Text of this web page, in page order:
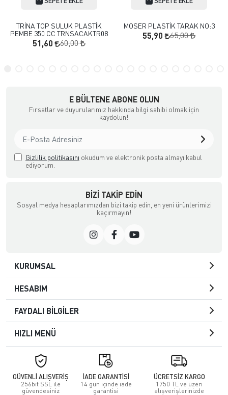
TRİNA TOP SULUK PLASTİK
PEMBE 350 CC TRNSACAKTR08
51,60 60,00
MOSER PLASTİK TARAK NO:3
55,90 65,00
E BÜLTENE ABONE OLUN
Fırsatlar ve duyurularımız hakkında bilgi sahibi olmak için
kaydolun!
Gizlilik politikasını okudum ve elektronik posta almayı kabul
ediyorum.
BIZI TAKIP EDIN
Sosyal medya hesaplarımızdan bizi takip edin, en yeni ürünlerimizi
kaçırmayın!
KURUMSAL
HESABIM
FAYDALI BİLGİLER
HIZLI MENÜ
GÜVENLİ ALIŞVERİŞ
256bit SSL ile
güvendesiniz
İADE GARANTİSİ
14 gün içinde iade
garantisi
ÜCRETSİZ KARGO
1750 TL ve üzeri
alışverişlerinizde